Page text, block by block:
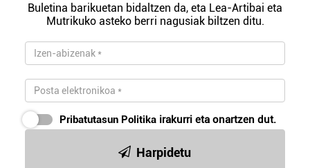
Buletina barikuetan bidaltzen da, eta Lea-Artibai eta
Mutrikuko asteko berri nagusiak biltzen ditu.
Pribatutasun Politika irakurri eta onartzen dut.
Harpidetu